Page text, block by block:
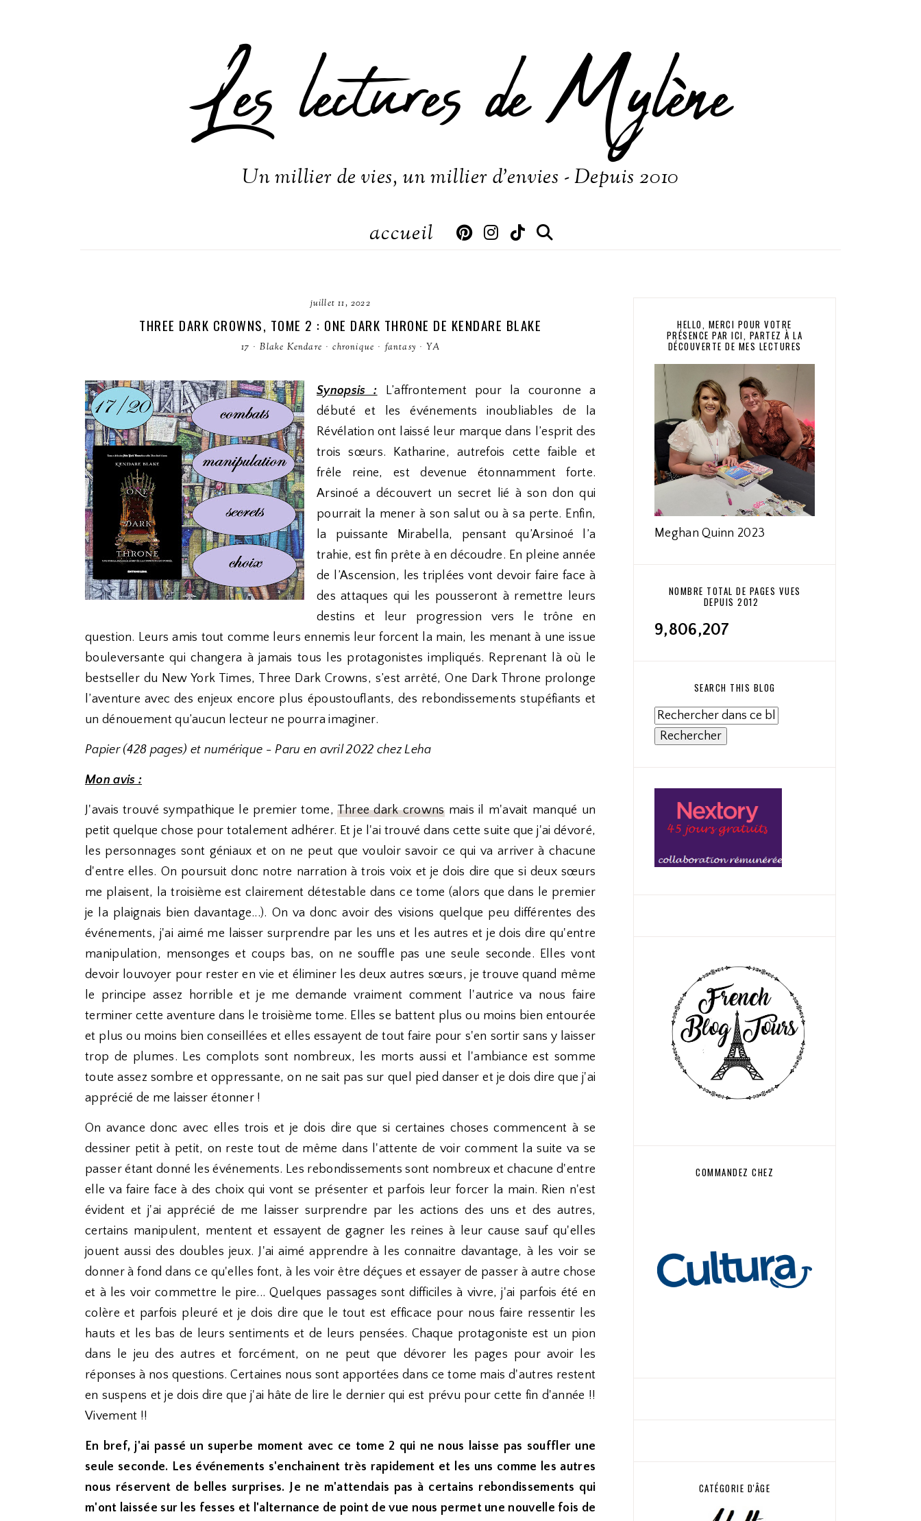
Les lectures de Mylène
Un millier de vies, un millier d'envies - Depuis 2010
accueil
juillet 11, 2022
THREE DARK CROWNS, TOME 2 : ONE DARK THRONE DE KENDARE BLAKE
17 · Blake Kendare · chronique · fantasy · YA
Synopsis : L’affrontement pour la couronne a
débuté et les événements inoubliables de la
Révélation ont laissé leur marque dans l’esprit des
trois sœurs. Katharine, autrefois cette faible et
frêle reine, est devenue étonnamment forte.
Arsinoé a découvert un secret lié à son don qui
pourrait la mener à son salut ou à sa perte. Enfin,
la puissante Mirabella, pensant qu’Arsinoé l’a
trahie, est fin prête à en découdre. En pleine année
de l’Ascension, les triplées vont devoir faire face à
des attaques qui les pousseront à remettre leurs
destins et leur progression vers le trône en
question. Leurs amis tout comme leurs ennemis leur forcent la main, les menant à une issue
bouleversante qui changera à jamais tous les protagonistes impliqués. Reprenant là où le
bestseller du New York Times, Three Dark Crowns, s’est arrêté, One Dark Throne prolonge
l’aventure avec des enjeux encore plus époustouflants, des rebondissements stupéfiants et
un dénouement qu’aucun lecteur ne pourra imaginer.
Papier (428 pages) et numérique - Paru en avril 2022 chez Leha
Mon avis :
J'avais trouvé sympathique le premier tome, Three dark crownsmais il m'avait manqué un
petit quelque chose pour totalement adhérer. Et je l'ai trouvé dans cette suite que j'ai dévoré,
les personnages sont géniaux et on ne peut que vouloir savoir ce qui va arriver à chacune
d'entre elles. On poursuit donc notre narration à trois voix et je dois dire que si deux sœurs
me plaisent, la troisième est clairement détestable dans ce tome (alors que dans le premier
je la plaignais bien davantage...). On va donc avoir des visions quelque peu différentes des
événements, j'ai aimé me laisser surprendre par les uns et les autres et je dois dire qu'entre
manipulation, mensonges et coups bas, on ne souffle pas une seule seconde. Elles vont
devoir louvoyer pour rester en vie et éliminer les deux autres sœurs, je trouve quand même
le principe assez horrible et je me demande vraiment comment l'autrice va nous faire
terminer cette aventure dans le troisième tome. Elles se battent plus ou moins bien entourée
et plus ou moins bien conseillées et elles essayent de tout faire pour s'en sortir sans y laisser
trop de plumes. Les complots sont nombreux, les morts aussi et l'ambiance est somme
toute assez sombre et oppressante, on ne sait pas sur quel pied danser et je dois dire que j'ai
apprécié de me laisser étonner !
On avance donc avec elles trois et je dois dire que si certaines choses commencent à se
dessiner petit à petit, on reste tout de même dans l'attente de voir comment la suite va se
passer étant donné les événements. Les rebondissements sont nombreux et chacune d'entre
elle va faire face à des choix qui vont se présenter et parfois leur forcer la main. Rien n'est
évident et j'ai apprécié de me laisser surprendre par les actions des uns et des autres,
certains manipulent, mentent et essayent de gagner les reines à leur cause sauf qu'elles
jouent aussi des doubles jeux. J'ai aimé apprendre à les connaitre davantage, à les voir se
donner à fond dans ce qu'elles font, à les voir être déçues et essayer de passer à autre chose
et à les voir commettre le pire... Quelques passages sont difficiles à vivre, j'ai parfois été en
colère et parfois pleuré et je dois dire que le tout est efficace pour nous faire ressentir les
hauts et les bas de leurs sentiments et de leurs pensées. Chaque protagoniste est un pion
dans le jeu des autres et forcément, on ne peut que dévorer les pages pour avoir les
réponses à nos questions. Certaines nous sont apportées dans ce tome mais d'autres restent
en suspens et je dois dire que j'ai hâte de lire le dernier qui est prévu pour cette fin d'année !!
Vivement !!
En bref, j'ai passé un superbe moment avec ce tome 2 qui ne nous laisse pas souffler une
seule seconde. Les événements s'enchainent très rapidement et les uns comme les autres
nous réservent de belles surprises. Je ne m'attendais pas à certains rebondissements qui
m'ont laissée sur les fesses et l'alternance de point de vue nous permet une nouvelle fois de
HELLO, MERCI POUR VOTRE
PRÉSENCE PAR ICI, PARTEZ À LA
DÉCOUVERTE DE MES LECTURES
Meghan Quinn 2023
NOMBRE TOTAL DE PAGES VUES
DEPUIS 2012
9,806,207
SEARCH THIS BLOG
COMMANDEZ CHEZ
CATÉGORIE D'ÂGE